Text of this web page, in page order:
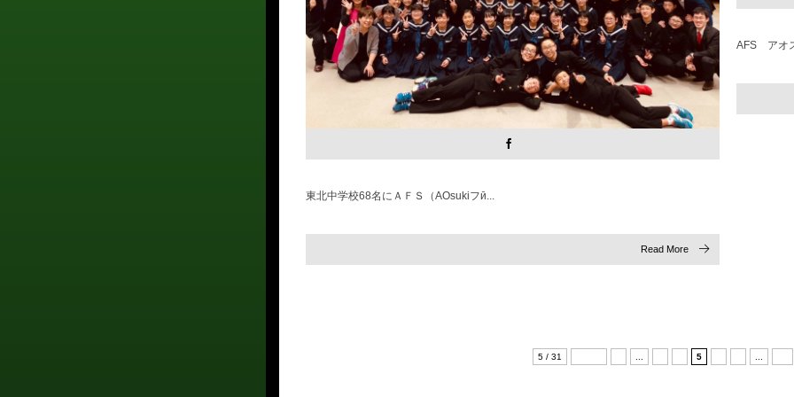
東北中学校68名にＡＦＳ（AOsukiフӣ...
Read More
AFS アオ
5 / 31 5